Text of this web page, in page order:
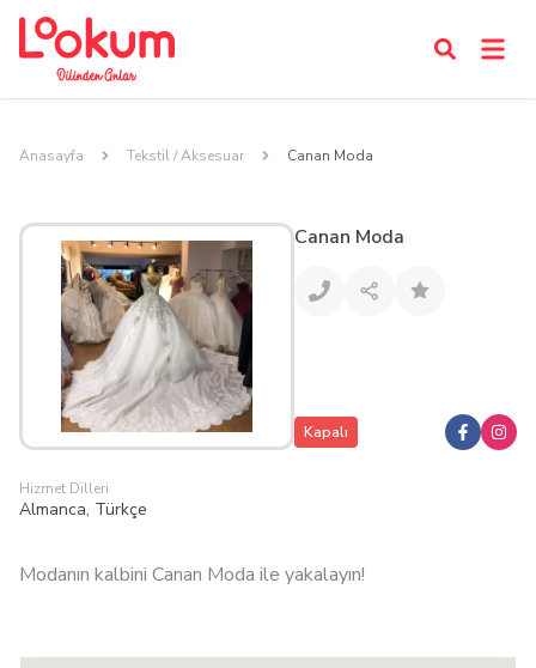
Anasayfa Tekstil / Aksesuar Canan Moda
Canan Moda
Kapalı
Hizmet Dilleri
Almanca, Türkçe
Modanın kalbini Canan Moda ile yakalayın!